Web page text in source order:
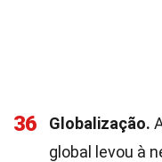
36 Globalização.
global levou à